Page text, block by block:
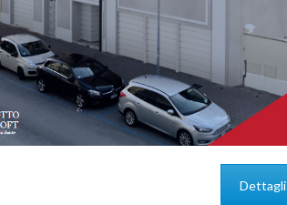
Dettagli